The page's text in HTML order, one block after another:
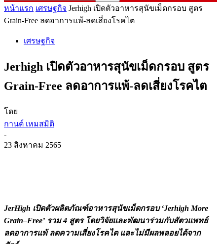
หน้าแรก เศรษฐกิจ Jerhigh เปิดตัวอาหารสุนัขเม็ดกรอบ สูตร
Grain-Free ลดอาการแพ้-ลดเสี่ยงโรคไต
เศรษฐกิจ
Jerhigh เปิดตัวอาหารสุนัขเม็ดกรอบ สูตร
Grain-Free ลดอาการแพ้-ลดเสี่ยงโรคไต
โดย
กานต์ เหมสมิติ
-
23 สิงหาคม 2565
JerHigh เปิดตัวผลิตภัณฑ์อาหารสุนัขเม็ดกรอบ‘Jerhigh More
Grain–Free’ รวม 4 สูตร โดยวิจัยและพัฒนาร่วมกับสัตวแพทย์
ลดอาการแพ้ ลดความเสี่ยงโรคไต และไม่มีผลพลอยได้จาก